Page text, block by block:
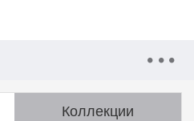
Коллекции